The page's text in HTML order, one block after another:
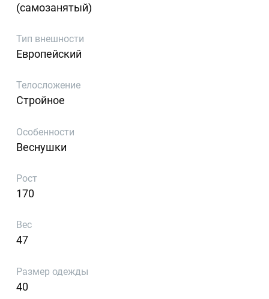
(самозанятый)
Тип внешности
Европейский
Телосложение
Стройное
Особенности
Веснушки
Рост
170
Вес
47
Размер одежды
40